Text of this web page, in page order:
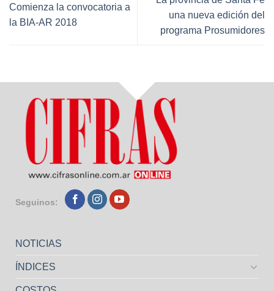
Comienza la convocatoria a
la BIA-AR 2018
una nueva edición del
programa Prosumidores
Seguinos:
NOTICIAS
ÍNDICES